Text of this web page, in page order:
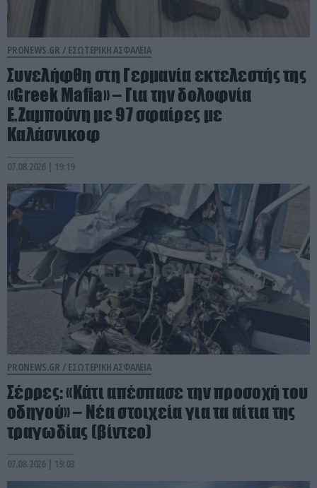
PRONEWS.GR / ΕΣΩΤΕΡΙΚΗ ΑΣΦΑΛΕΙΑ
Συνελήφθη στη Γερμανία εκτελεστής της
«Greek Mafia» – Για την δολοφνία
Ε.Ζαμπούνη με 97 σφαίρες με
Καλάσνικοφ
07.08.2026 | 19:19
PRONEWS.GR / ΕΣΩΤΕΡΙΚΗ ΑΣΦΑΛΕΙΑ
Σέρρες: «Κάτι απέσπασε την προσοχή του
οδηγού» – Νέα στοιχεία για τα αίτια της
τραγωδίας (βίντεο)
07.08.2026 | 19:03